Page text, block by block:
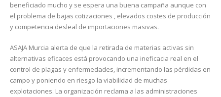
beneficiado mucho y se espera una buena campaña aunque con
el problema de bajas cotizaciones , elevados costes de producción
y competencia desleal de importaciones masivas.
ASAJA Murcia alerta de que la retirada de materias activas sin
alternativas eficaces está provocando una ineficacia real en el
control de plagas y enfermedades, incrementando las pérdidas en
campo y poniendo en riesgo la viabilidad de muchas
explotaciones. La organización reclama a las administraciones